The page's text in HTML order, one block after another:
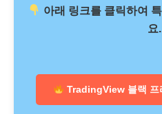
아래 링크를 클릭하여
요.
TradingView 블랙 프